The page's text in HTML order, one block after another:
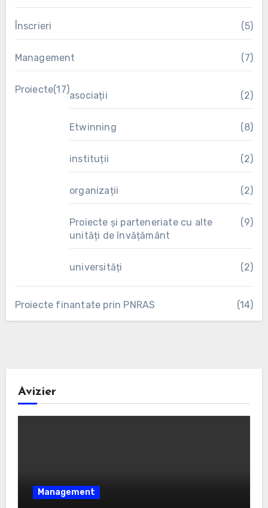
Înscrieri (5)
Management (7)
Proiecte(17)
asociații (2)
Etwinning (8)
instituții (2)
organizații (2)
Proiecte și parteneriate cu alte
unități de învățământ
(9)
universități (2)
Proiecte finantate prin PNRAS (14)
Avizier
Management